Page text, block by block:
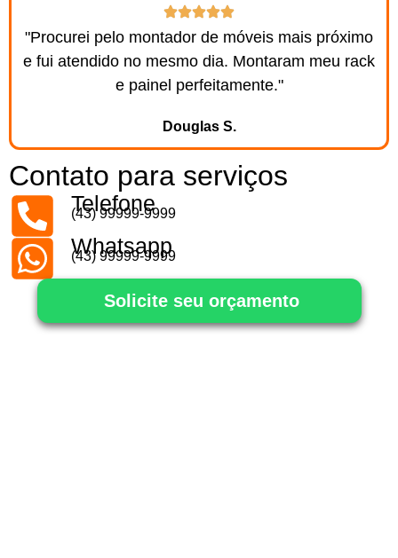
"Procurei pelo montador de móveis mais próximo
e fui atendido no mesmo dia. Montaram meu rack
e painel perfeitamente."
Douglas S.
Contato para serviços
Telefone
(43) 99999-9999
Whatsapp
(43) 99999-9999
Solicite seu orçamento